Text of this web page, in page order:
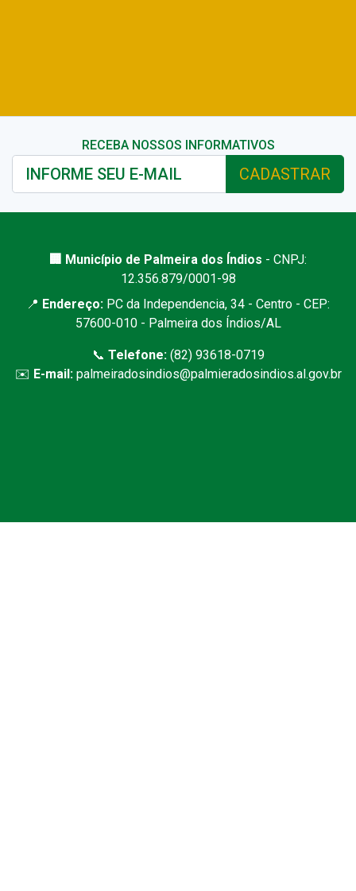
RECEBA NOSSOS INFORMATIVOS
CADASTRAR
🏢 Município de Palmeira dos Índios - CNPJ:
12.356.879/0001-98
📍 Endereço: PC da Independencia, 34 - Centro - CEP:
57600-010 - Palmeira dos Índios/AL
📞 Telefone:(82) 93618-0719
✉️ E-mail: palmeiradosindios@palmieradosindios.al.gov.br